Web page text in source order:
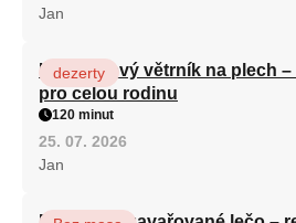
Jan
Karamelový větrník na plech
pro celou rodinu
dezerty
120 minut
25. 07. 2026
Jan